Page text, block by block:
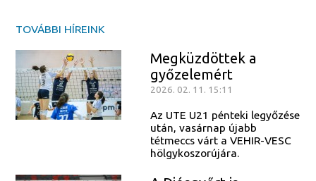
TOVÁBBI HÍREINK
Megküzdöttek a
győzelemért
2026. 02. 11. 15:11
Az UTE U21 pénteki legyőzése
után, vasárnap újabb
tétmeccs várt a VEHIR-VESC
hölgykoszorújára.